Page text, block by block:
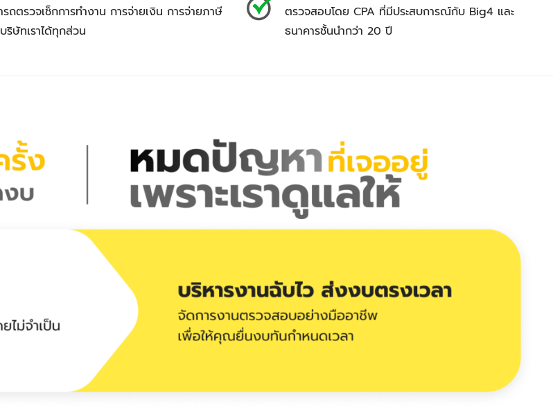
รถตรวจเช็กการทำงาน การจ่ายเงิน การจ่ายภาษี
ริษัทเราได้ทุกส่วน
ตรวจสอบโดย CPA ที่มีประสบการณ์กับ Big4 และ
ธนาคารชั้นนำกว่า 20 ปี